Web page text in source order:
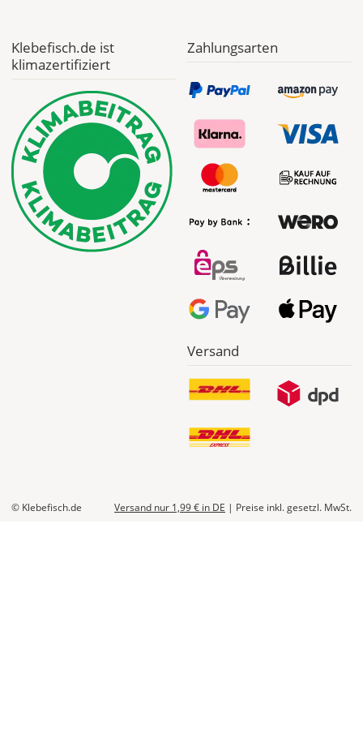
Klebefisch.de ist
klimazertifiziert
Zahlungsarten
Versand
© Klebefisch.de Versand nur 1,99 € in DE | Preise inkl. gesetzl. MwSt.